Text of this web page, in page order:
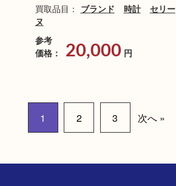
買取品目： ブランド 時計
セリー
ヌ
参考
価格：
20,000 円
1 2 3 次へ »